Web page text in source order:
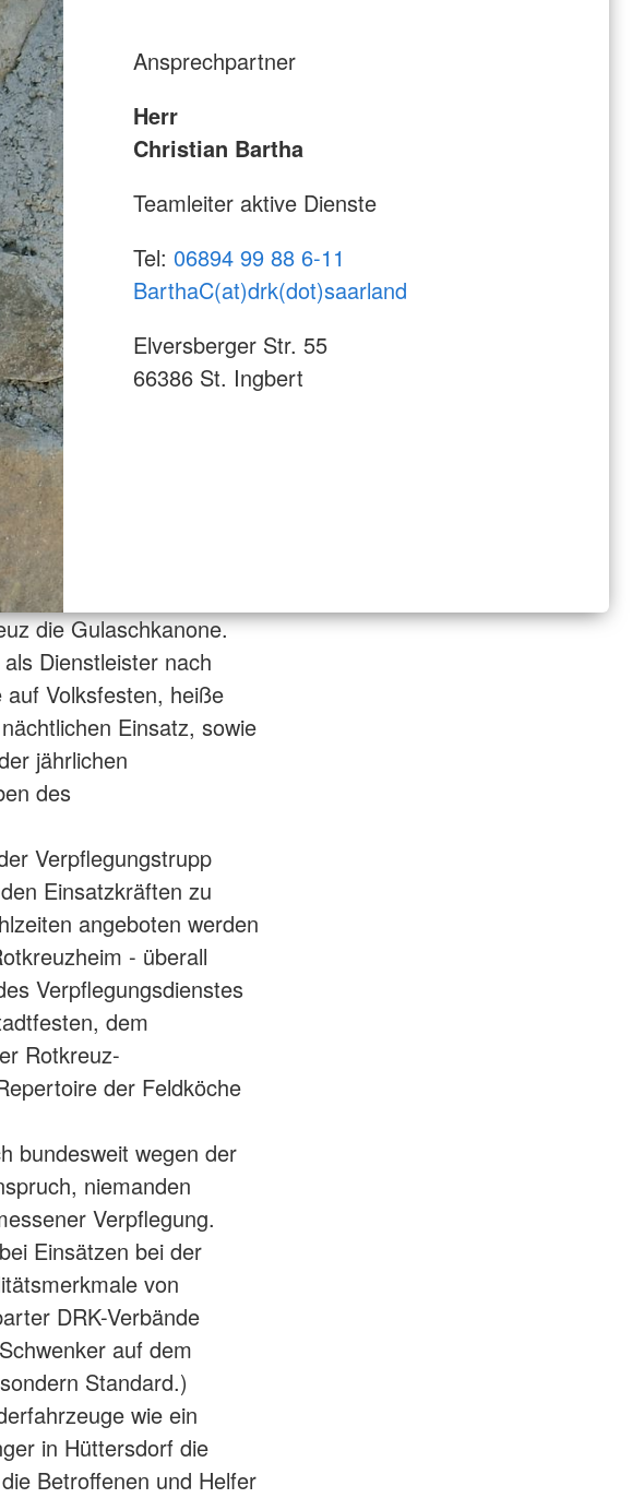
Ansprechpartner
Herr
Christian Bartha
Teamleiter aktive Dienste
Tel: 06894 99 88 6-11
BarthaC(at)drk(dot)saarland
Elversberger Str. 55
66386 St. Ingbert
die Gulaschkanone.
Dienstleister nach
Volksfesten, heiße
Einsatz, sowie
jährlichen
des
Verpflegungstrupp
Einsatzkräften zu
angeboten werden
- überall
Verpflegungsdienstes
dem
Rotkreuz-
der Feldköche
bundesweit wegen der
niemanden
Verpflegung.
Einsätzen bei der
von
DRK-Verbände
auf dem
Standard.)
wie ein
in Hüttersdorf die
Betroffenen und Helfer